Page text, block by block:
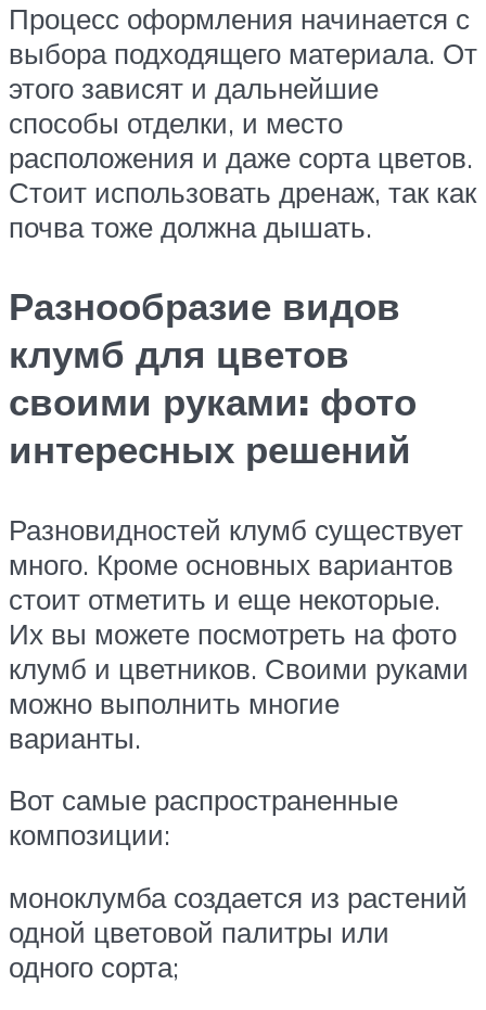
Процесс оформления начинается с
выбора подходящего материала. От
этого зависят и дальнейшие
способы отделки, и место
расположения и даже сорта цветов.
Стоит использовать дренаж, так как
почва тоже должна дышать.
Разнообразие видов
клумб для цветов
своими руками: фото
интересных решений
Разновидностей клумб существует
много. Кроме основных вариантов
стоит отметить и еще некоторые.
Их вы можете посмотреть на фото
клумб и цветников. Своими руками
можно выполнить многие
варианты.
Вот самые распространенные
композиции:
моноклумба создается из растений
одной цветовой палитры или
одного сорта;